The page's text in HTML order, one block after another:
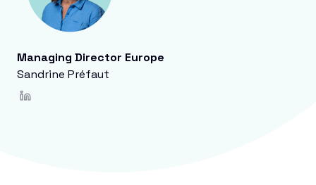
Managing Director Europe
Sandrine Préfaut